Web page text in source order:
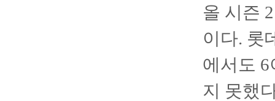
올 시즌
이다. 롯
에서도
지 못했